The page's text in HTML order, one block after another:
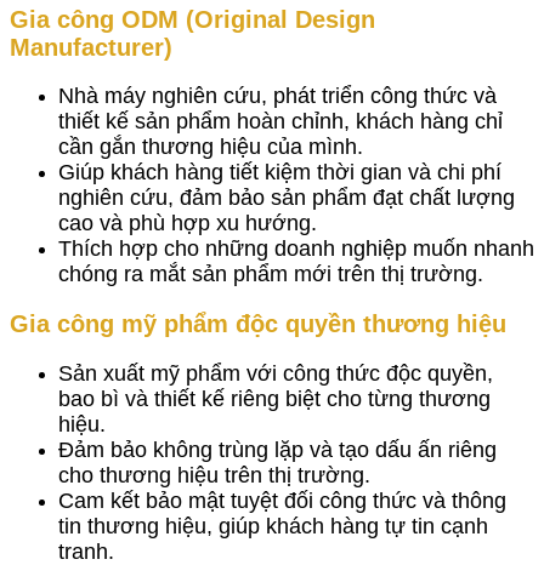
Gia công ODM (Original Design
Manufacturer)
Nhà máy nghiên cứu, phát triển công thức và
thiết kế sản phẩm hoàn chỉnh, khách hàng chỉ
cần gắn thương hiệu của mình.
Giúp khách hàng tiết kiệm thời gian và chi phí
nghiên cứu, đảm bảo sản phẩm đạt chất lượng
cao và phù hợp xu hướng.
Thích hợp cho những doanh nghiệp muốn nhanh
chóng ra mắt sản phẩm mới trên thị trường.
Gia công mỹ phẩm độc quyền thương hiệu
Sản xuất mỹ phẩm với công thức độc quyền,
bao bì và thiết kế riêng biệt cho từng thương
hiệu.
Đảm bảo không trùng lặp và tạo dấu ấn riêng
cho thương hiệu trên thị trường.
Cam kết bảo mật tuyệt đối công thức và thông
tin thương hiệu, giúp khách hàng tự tin cạnh
tranh.